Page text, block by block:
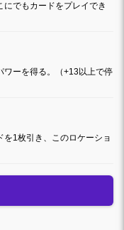
でもカードをプレイでき
ワーを得る。（+13以上で停
1枚引き、このロケーショ